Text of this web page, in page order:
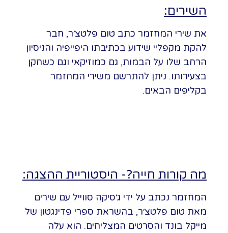
השירים:
את שירי המחזמר כתב טום פלטצ׳ר, חבר
להקת מקפליי שידוע בכתיבתו היפייפיה והניסיון
הרחב שלו על הבמות, גם כמוזיקאי וגם כשחקן
בצעירותו. ניתן להתרשם משירי המחזמר
בקליפים הבאים.
מה קורות חייה?- היסטוריית ההצגה:
המחזמר נכתב על ידי ג׳סיקה סווייל עם שירים
מאת טום פלטצ׳ר, בהשראת ספרי פדינגטון של
מייקל בונד והסרטים המצליחים. הוא עלה